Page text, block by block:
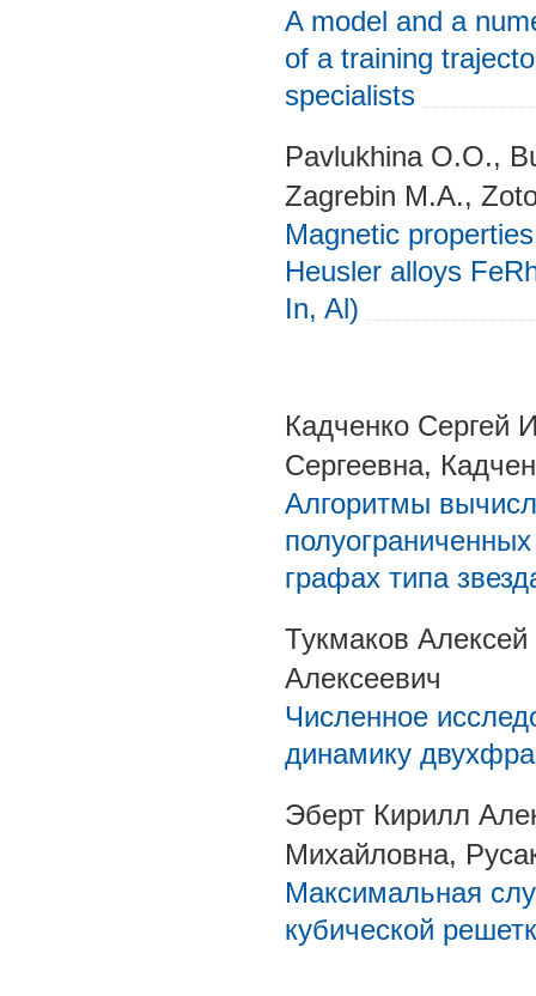
A model and a
of a training
specialists
Pavlukhina O.O.,
Zagrebin M.A.,
Magnetic
Heusler alloys
In, Al)
Кадченко Сергей
Сергеевна,
Алгоритмы
графах типа
Тукмаков
Алексеевич
Численное
динамику
Эберт Кирилл
Михайловна,
Максимальная
кубической